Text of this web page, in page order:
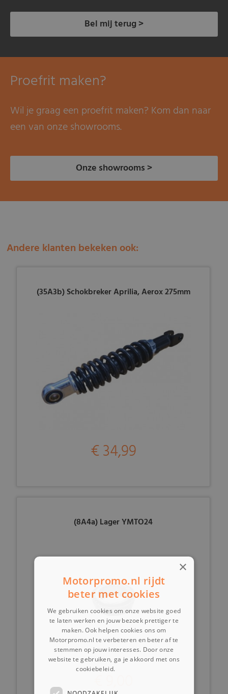
Bel mij terug >
Proefrit maken?
Wil je graag een proefrit maken? Kom dan naar
een van onze showrooms.
Onze showrooms >
Andere klanten bekeken ook:
(35A3b) Schokbreker Aprilia, Aerox 275mm
€ 34,99
(8A4a) Lager YMTO24
×
Motorpromo.nl rijdt
beter met cookies
We gebruiken cookies om onze website goed
te laten werken en jouw bezoek prettiger te
maken. Ook helpen cookies ons om
Motorpromo.nl te verbeteren en beter af te
stemmen op jouw interesses. Door onze
website te gebruiken, ga je akkoord met ons
cookiebeleid.